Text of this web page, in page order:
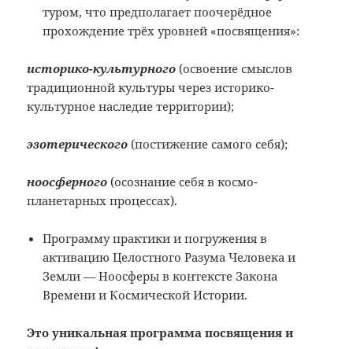
туром, что предполагает поочерёдное
прохождение трёх уровней «посвящения»:
историко-культурного (освоение смыслов
традиционной культуры через историко-
культурное наследие территории);
эзотерического (постижение самого себя);
ноосферного (осознание себя в космо-
планетарных процессах).
Программу практики и погружения в
активацию Целостного Разума Человека и
Земли — Ноосферы в контексте Закона
Времени и Космической Истории.
Это уникальная программа посвящения и